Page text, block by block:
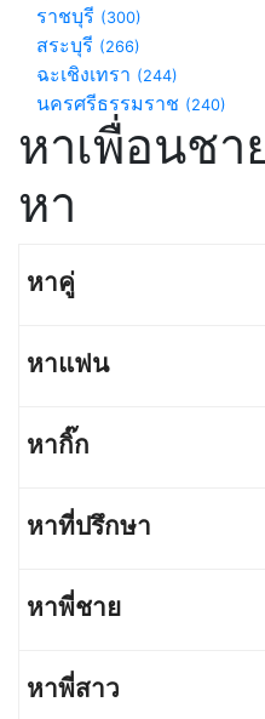
ราชบุรี (300)
สระบุรี (266)
ฉะเชิงเทรา (244)
นครศรีธรรมราช (240)
หาเพื่อนชา
หา